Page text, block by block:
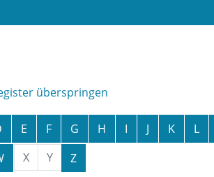
überspringen
E F G H I J K L
X Y Z